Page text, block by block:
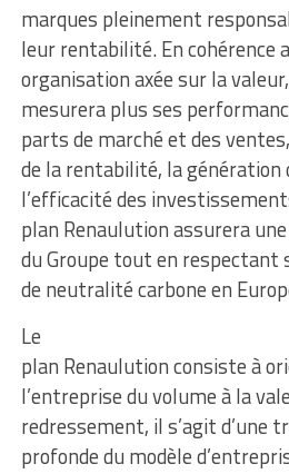
marques pleinement
leur rentabilité. En cohérence
organisation axée sur la
mesurera plus ses
parts de marché et des
de la rentabilité, la génération
l’efficacité des
plan Renaulution assurera
du Groupe tout en respectant
de neutralité carbone en
Le
plan Renaulution consiste à
l’entreprise du volume à la
redressement, il s’agit d’une
profonde du modèle